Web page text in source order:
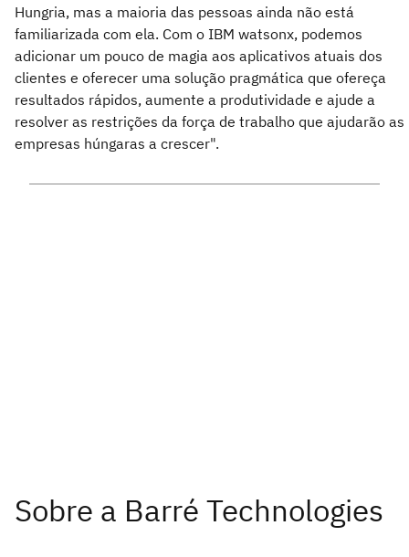
Hungria, mas a maioria das pessoas ainda não está
familiarizada com ela. Com o IBM watsonx, podemos
adicionar um pouco de magia aos aplicativos atuais dos
clientes e oferecer uma solução pragmática que ofereça
resultados rápidos, aumente a produtividade e ajude a
resolver as restrições da força de trabalho que ajudarão as
empresas húngaras a crescer".